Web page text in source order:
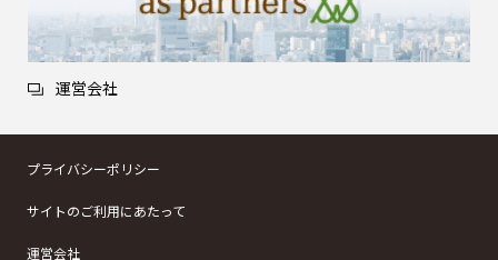
運営会社
プライバシーポリシー
サイトのご利用にあたって
運営会社